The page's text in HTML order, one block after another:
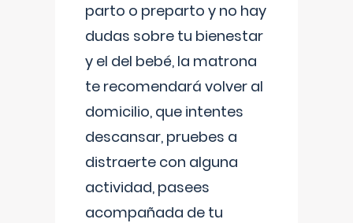
parto o preparto y no hay
dudas sobre tu bienestar
y el del bebé, la matrona
te recomendará volver al
domicilio, que intentes
descansar, pruebes a
distraerte con alguna
actividad, pasees
acompañada de tu